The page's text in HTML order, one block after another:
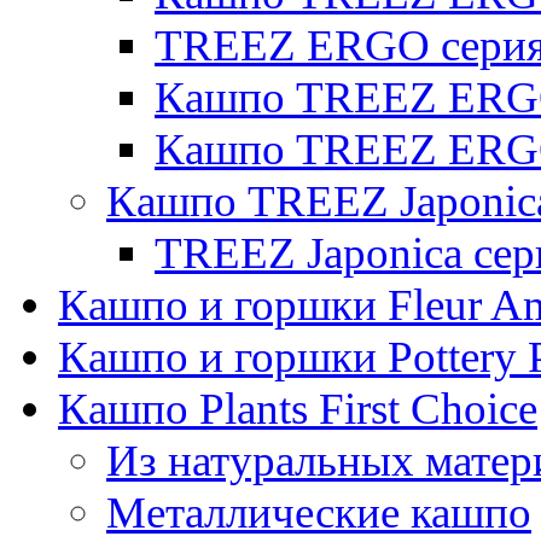
TREEZ ERGO
Кашпо TREEZ
Кашпо TREEZ
Кашпо TREEZ
TREEZ Japonica
Кашпо и горшки Fleur
Кашпо и горшки Pottery
Кашпо Plants First Choice
Из натуральных
Металлические кашпо